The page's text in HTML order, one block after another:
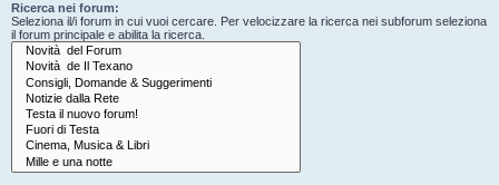
Ricerca nei forum:
Seleziona il/i forum in cui vuoi cercare. Per velocizzare la ricerca nei subforum seleziona
il forum principale e abilita la ricerca.